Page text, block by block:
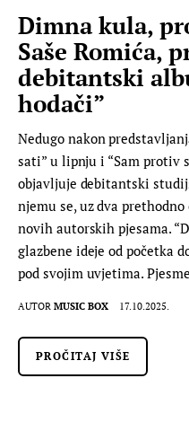
Dimna kula,
Saše Romića,
debitantski
hodači”
Nedugo nakon
sati” u lipnju i “Sam protiv
objavljuje debitantski
njemu se, uz dva
novih autorskih pjesama.
glazbene ideje od početka
pod svojim uvjetima.
AUTOR MUSIC BOX 17.10.2025.
PROČITAJ VIŠE